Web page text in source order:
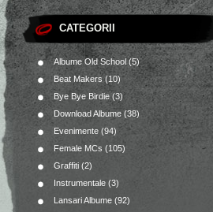
CATEGORII
Albume Old School(5)
Beat Makers(10)
Bye Bye Birdie(3)
Download Albume (38)
Evenimente (94)
Female MCs (105)
Graffiti (2)
Instrumentale (3)
Lansari Albume (92)